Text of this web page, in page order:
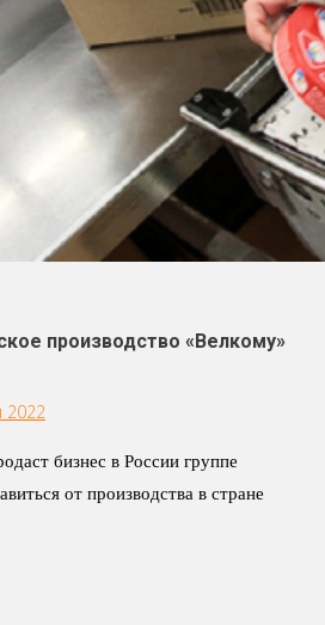
производство «Велкому»
2022
бизнес в России группе
от производства в стране